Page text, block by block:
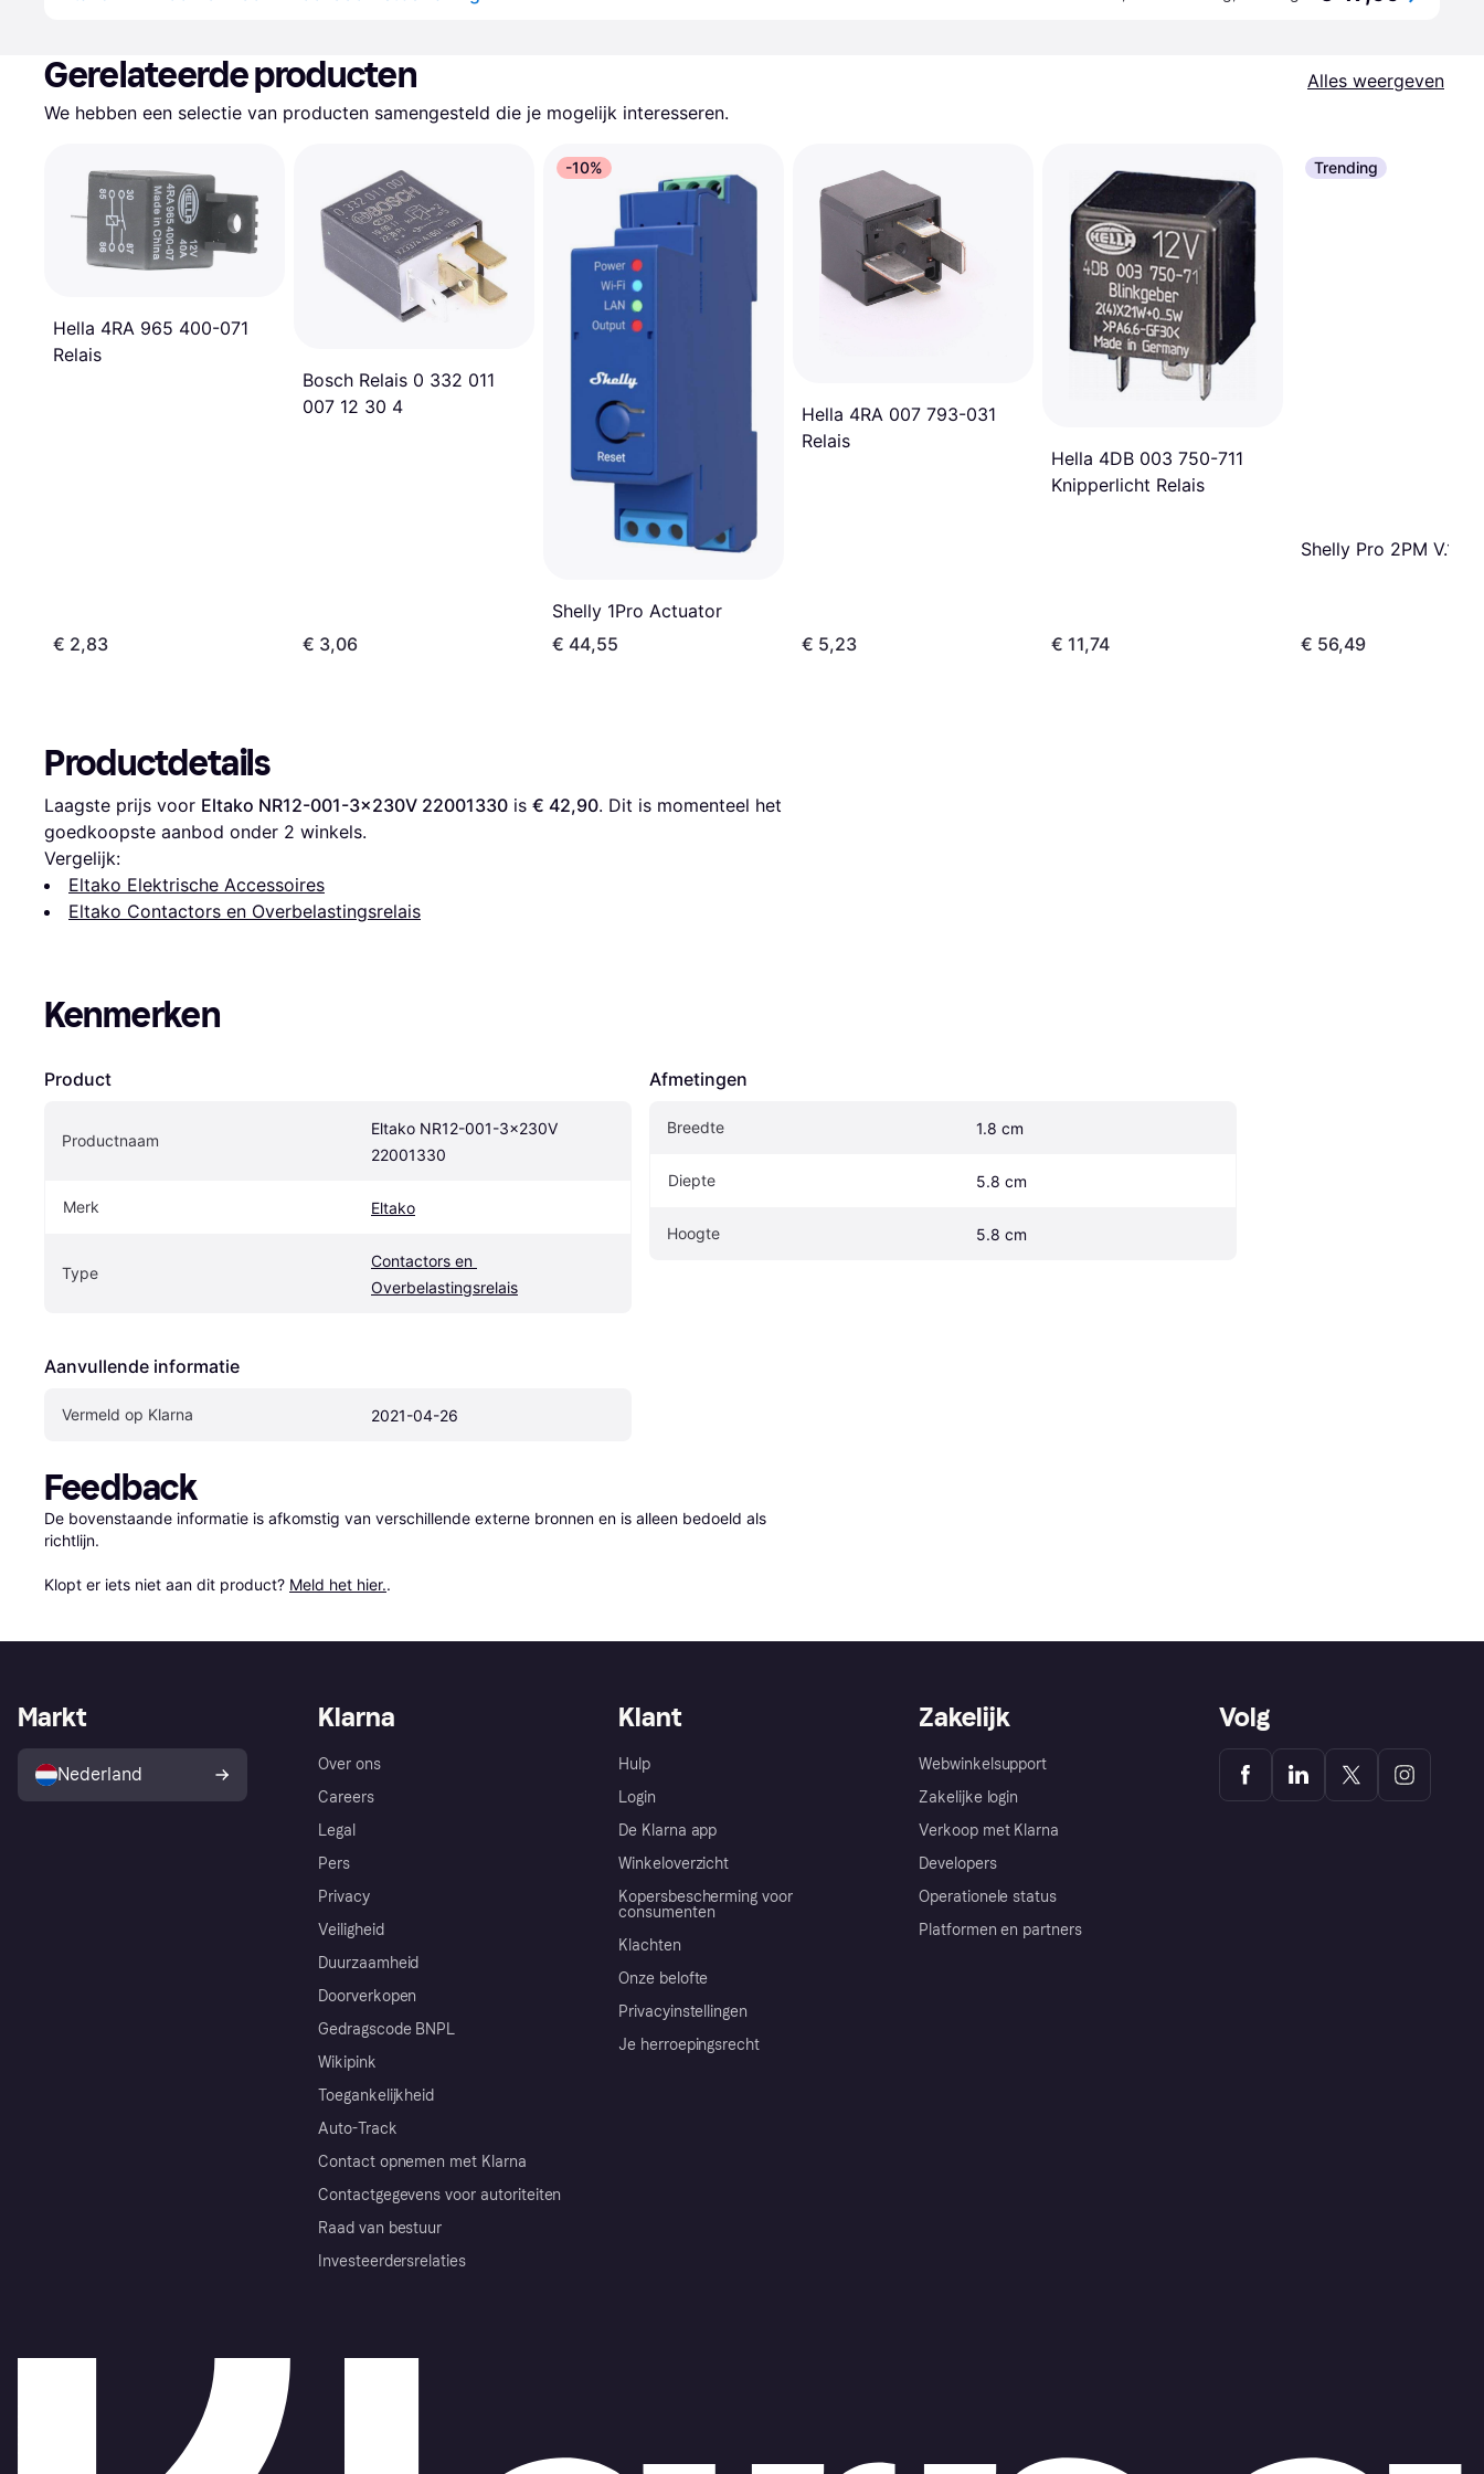
Gerelateerde producten
Alles weergeven
We hebben een selectie van producten samengesteld die je mogelijk interesseren.
Hella 4RA 965 400-071
Relais
€ 2,83
Bosch Relais 0 332 011
007 12 30 4
€ 3,06
-10%
Shelly 1Pro Actuator
€ 44,55
Hella 4RA 007 793-031
Relais
€ 5,23
Hella 4DB 003 750-711
Knipperlicht Relais
€ 11,74
Trending
Shelly Pro 2PM V.1
€ 56,49
Productdetails
Laagste prijs voor Eltako NR12-001-3x230V 22001330 is € 42,90. Dit is momenteel het
goedkoopste aanbod onder 2 winkels.
Vergelijk:
Eltako Elektrische Accessoires
Eltako Contactors en Overbelastingsrelais
Kenmerken
Product
Productnaam
Eltako NR12-001-3x230V
22001330
Merk Eltako
Type
Contactors en
Overbelastingsrelais
Aanvullende informatie
Vermeld op Klarna 2021-04-26
Afmetingen
Breedte 1.8 cm
Diepte 5.8 cm
Hoogte 5.8 cm
Feedback
De bovenstaande informatie is afkomstig van verschillende externe bronnen en is alleen bedoeld als
richtlijn.
Klopt er iets niet aan dit product? Meld het hier..
Klarna
Over ons
Careers
Legal
Pers
Privacy
Veiligheid
Duurzaamheid
Doorverkopen
Gedragscode BNPL
Wikipink
Toegankelijkheid
Auto-Track
Contact opnemen met Klarna
Contactgegevens voor autoriteiten
Raad van bestuur
Investeerdersrelaties
Klant
Hulp
Login
De Klarna app
Winkeloverzicht
Kopersbescherming voor
consumenten
Klachten
Onze belofte
Privacyinstellingen
Je herroepingsrecht
Zakelijk
Webwinkelsupport
Zakelijke login
Verkoop met Klarna
Developers
Operationele status
Platformen en partners
Markt
Nederland
Volg